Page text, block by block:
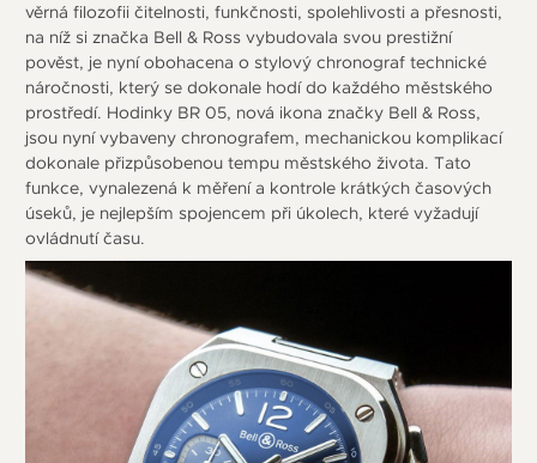
věrná filozofii čitelnosti, funkčnosti, spolehlivosti a přesnosti,
na níž si značka Bell & Ross vybudovala svou prestižní
pověst, je nyní obohacena o stylový chronograf technické
náročnosti, který se dokonale hodí do každého městského
prostředí. Hodinky BR 05, nová ikona značky Bell & Ross,
jsou nyní vybaveny chronografem, mechanickou komplikací
dokonale přizpůsobenou tempu městského života. Tato
funkce, vynalezená k měření a kontrole krátkých časových
úseků, je nejlepším spojencem při úkolech, které vyžadují
ovládnutí času.